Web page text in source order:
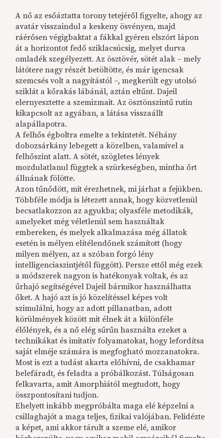
A nő az esőáztatta torony tetejéről figyelte, ahogy az
avatár visszaindul a keskeny ösvényen, majd
ráérősen végigbaktat a fákkal gyéren elszórt lápon
át a horizontot fedő sziklacsúcsig, melyet durva
omladék szegélyezett. Az ösztövér, sötét alak – mely
látótere nagy részét betöltötte, és már igencsak
szemcsés volt a nagyítástól –, megkerült egy utolsó
sziklát a kőrakás lábánál, aztán eltűnt. Dajeil
elernyesztette a szemizmait. Az ösztönszintű rutin
kikapcsolt az agyában, a látása visszaállt
alapállapotra.
A felhős égboltra emelte a tekintetét. Néhány
dobozsárkány lebegett a közelben, valamivel a
felhőszint alatt. A sötét, szögletes lények
mozdulatlanul függtek a szürkeségben, mintha őrt
állnának fölötte.
Azon tűnődött, mit érezhetnek, mi járhat a fejükben.
Többféle módja is létezett annak, hogy közvetlenül
becsatlakozzon az agyukba; olyasféle metodikák,
amelyeket még véletlenül sem használtak
embereken, és melyek alkalmazása még állatok
esetén is mélyen elítélendőnek számított (hogy
milyen mélyen, az a szóban forgó lény
intelligenciaszintjétől függött). Persze ettől még ezek
a módszerek nagyon is hatékonyak voltak, és az
űrhajó segítségével Dajeil bármikor használhatta
őket. A hajó azt is jó közelítéssel képes volt
szimulálni, hogy az adott pillanatban, adott
körülmények között mit élnek át a különféle
élőlények, és a nő elég sűrűn használta ezeket a
technikákat és imitatív folyamatokat, hogy lefordítsa
saját elméje számára is megfogható mozzanatokra.
Most is ezt a tudást akarta előhívni, de csakhamar
belefáradt, és feladta a próbálkozást. Túlságosan
felkavarta, amit Amorphiától megtudott, hogy
összpontosítani tudjon.
Ehelyett inkább megpróbálta maga elé képzelni a
csillaghajót a maga teljes, fizikai valójában. Felidézte
a képet, ami akkor tárult a szeme elé, amikor